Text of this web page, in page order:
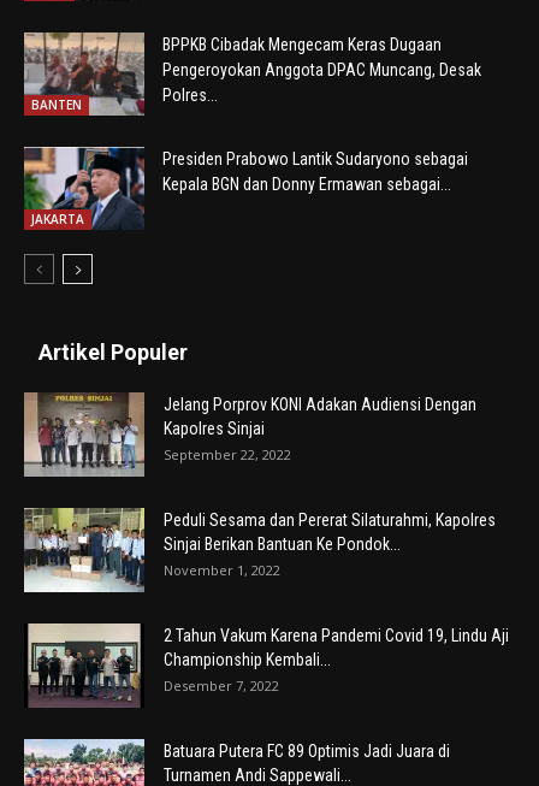
BANTEN
BPPKB Cibadak Mengecam Keras Dugaan
Pengeroyokan Anggota DPAC Muncang, Desak
Polres...
JAKARTA
Presiden Prabowo Lantik Sudaryono sebagai
Kepala BGN dan Donny Ermawan sebagai...
Artikel Populer
Jelang Porprov KONI Adakan Audiensi Dengan
Kapolres Sinjai
September 22, 2022
Peduli Sesama dan Pererat Silaturahmi, Kapolres
Sinjai Berikan Bantuan Ke Pondok...
November 1, 2022
2 Tahun Vakum Karena Pandemi Covid 19, Lindu Aji
Championship Kembali...
Desember 7, 2022
Batuara Putera FC 89 Optimis Jadi Juara di
Turnamen Andi Sappewali...